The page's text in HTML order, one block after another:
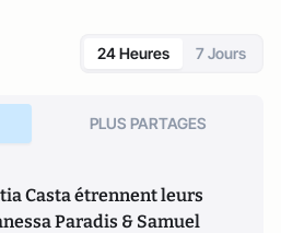
24 Heures 7 Jours
PLUS PARTAGES
Casta étrennent leurs
Paradis & Samuel